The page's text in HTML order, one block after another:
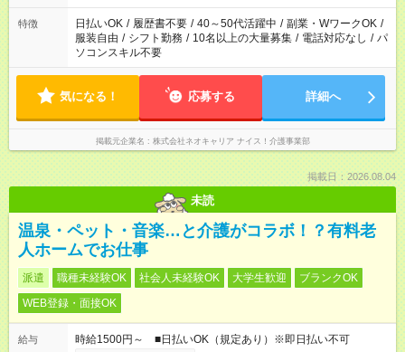
特徴 日払いOK / 履歴書不要 / 40～50代活躍中 / 副業・WワークOK /
服装自由 / シフト勤務 / 10名以上の大量募集 / 電話対応なし / パ
ソコンスキル不要
気になる！ 応募する 詳細へ
掲載元企業名 株式会社ネオキャリア ナイス！介護事業部
掲載日：2026.08.04
未読
温泉・ペット・音楽…と介護がコラボ！？有料老
人ホームでお仕事
派遣 職種未経験OK 社会人未経験OK 大学生歓迎
ブランクOK
WEB登録・面接OK
給与
時給1500円～ ■日払いOK（規定あり）※即日払い不可